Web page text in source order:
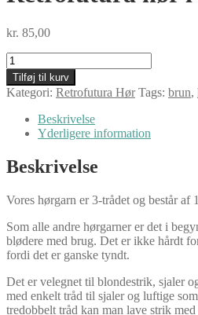
kr. 85,00
Retrofutura
hør
i
fed,
bark
antal
Tilføj til kurv
Kategori: Retrofutura Hør Tags: brun,
Beskrivelse
Yderligere information
Beskrivelse
Vores hørgarn er 3-trådet og består af
Som alle andre hørgarner er det i
blødere med brug. Det er ikke hårdt
fordi det er ganske tyndt.
Det er velegnet til blondestrik, sjaler
med enkelt tråd til sjaler og luftige
tredobbelt tråd kan man lave strik